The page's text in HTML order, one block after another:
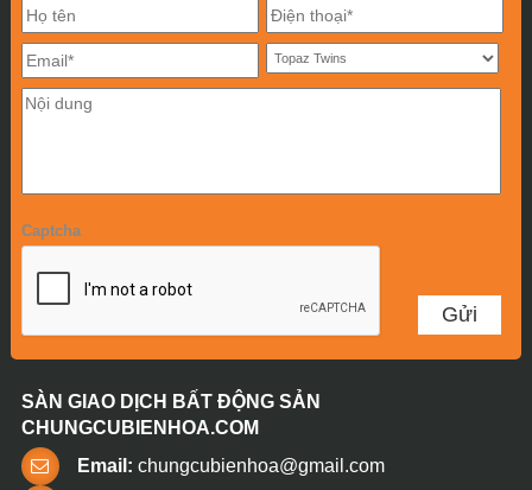
Captcha
SÀN GIAO DỊCH BẤT ĐỘNG SẢN
CHUNGCUBIENHOA.COM
Email: chungcubienhoa@gmail.com